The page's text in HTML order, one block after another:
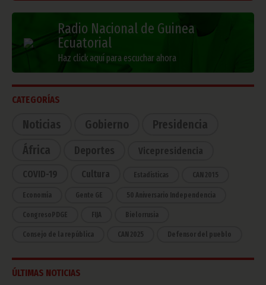
Radio Nacional de Guinea
Ecuatorial
Haz click aquí para escuchar ahora
CATEGORÍAS
Noticias Gobierno
Presidencia
África
Deportes Vicepresidencia
COVID-19 Cultura Estadísticas CAN 2015
Economía Gente GE 50 Aniversario Independencia
CongresoPDGE FIJA Bielorrusia
Consejo de la república CAN 2025 Defensor del pueblo
ÚLTIMAS NOTICIAS